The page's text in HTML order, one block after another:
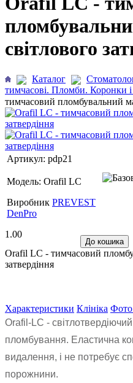
світлового
Каталог
тимчасові. Пломби. Коронки
тимчасовий пломбувальний
Артикул: pdp21
Модель: Orafil LC
Виробник PREVEST
DenPro
1.00
Orafil LC - тимчасовий
затвердіння
Характеристики Клініка Фото
Orafil-LC -
пломбування. Еластична
видалення, і не потребує
порожнини.